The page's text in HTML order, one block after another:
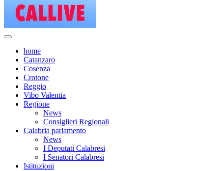
home
Catanzaro
Cosenza
Crotone
Reggio
Vibo Valentia
Regione
News
Consiglieri Regionali
Calabria parlamento
News
I Deputati Calabresi
I Senatori Calabresi
Istituzioni